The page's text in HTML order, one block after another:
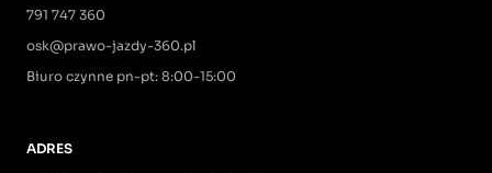
791 747 360
osk@prawo-jazdy-360.pl
Biuro czynne pn-pt: 8:00-15:00
ADRES